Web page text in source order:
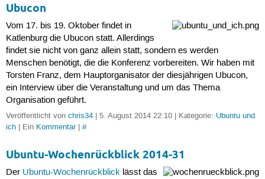
Ubucon
Vom 17. bis 19. Oktober findet in
Katlenburg die Ubucon statt. Allerdings
findet sie nicht von ganz allein statt, sondern es werden
Menschen benötigt, die die Konferenz vorbereiten. Wir haben mit
Torsten Franz, dem Hauptorganisator der diesjährigen Ubucon,
ein Interview über die Veranstaltung und um das Thema
Organisation geführt.
Veröffentlicht von chris34| 5. August 2014 22:10 | Kategorie: Ubuntu und
ich| Ein Kommentar| #
Ubuntu-Wochenrückblick 2014-31
Der Ubuntu-Wochenrückblicklässt das